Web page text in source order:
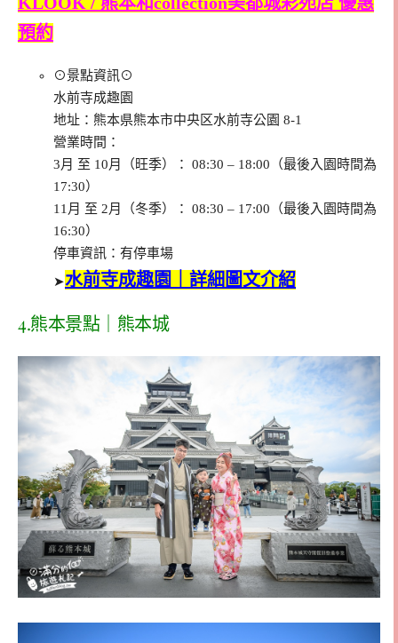
預約
⊙景點資訊⊙
水前寺成趣園
地址： 熊本県熊本市中央区水前寺公園 8-1
營業時間：
3月 至 10月（旺季）： 08:30 – 18:00（最後入園時間為
17:30）
11月 至 2月（冬季）： 08:30 – 17:00（最後入園時間為
16:30）
停車資訊：有停車場
➤水前寺成趣園｜詳細圖文介紹
4.熊本景點｜熊本城